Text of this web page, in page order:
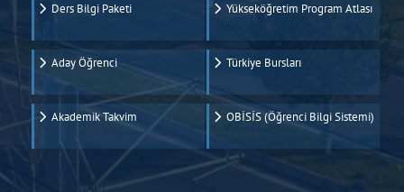
Ders Bilgi Paketi Yükseköğretim Program Atlası
Aday Öğrenci Türkiye Bursları
Akademik Takvim OBİSİS (Öğrenci Bilgi Sistemi)